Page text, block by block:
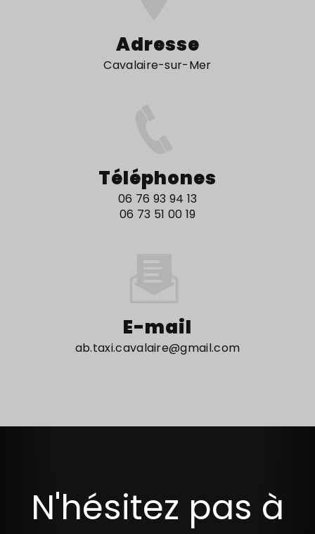
Adresse
Cavalaire-sur-Mer
Téléphones
06 76 93 94 13
06 73 51 00 19
E-mail
ab.taxi.cavalaire@gmail.com
N'hésitez pas à